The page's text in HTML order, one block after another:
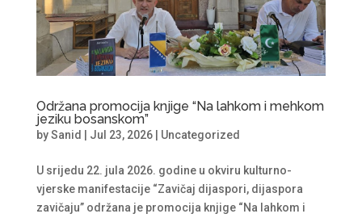
Održana promocija knjige “Na lahkom i mehkom
jeziku bosanskom”
bySanid Jul 23, 2026| Uncategorized
U srijedu 22. jula 2026. godine u okviru kulturno-
vjerske manifestacije “Zavičaj dijaspori, dijaspora
zavičaju” održana je promocija knjige “Na lahkom i